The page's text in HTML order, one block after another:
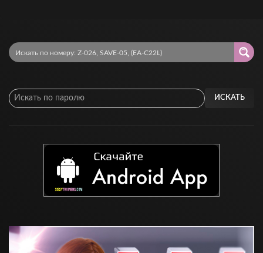
ИСКАТЬ